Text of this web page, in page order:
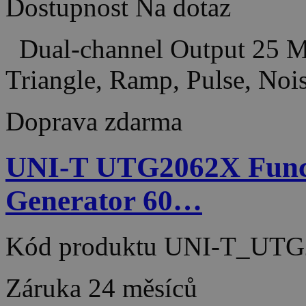
Dostupnost Na dotaz
Dual-channel Output 25
Triangle, Ramp, Pulse,
Doprava zdarma
UNI-T UTG2062X
Generator 60…
Kód produktu UNI-
Záruka 24 měsíců